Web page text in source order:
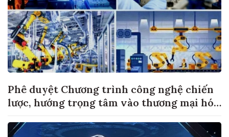
Phê duyệt Chương trình công nghệ chiến
lược, hướng trọng tâm vào thương mại hóa